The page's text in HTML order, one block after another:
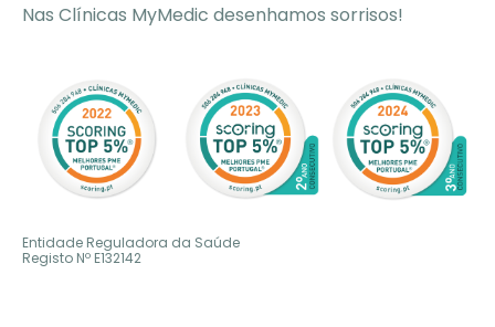
Nas Clínicas MyMedic desenhamos sorrisos!
Entidade Reguladora da Saúde
Registo Nº E132142